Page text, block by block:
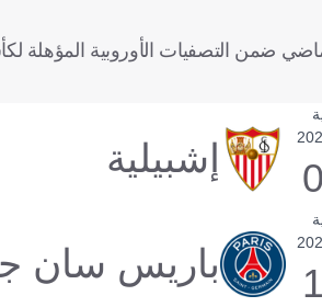
إشبيلية
باريس سان